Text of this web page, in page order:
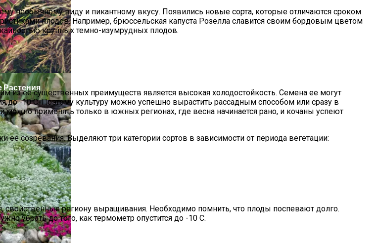
Болезней
необычному виду и пикантному вкусу. Появились новые сорта, которые отличаются сроком
плодов. Например, брюссельская капуста Розелла славится своим бордовым цветом
крупных темно-изумрудных плодов.
из ее существенных преимуществ является высокая холодостойкость. Семена ее могут
до -10 С. Поэтому культуру можно успешно вырастить рассадным способом или сразу в
применять только в южных регионах, где весна начинается рано, и кочаны успеют
созревания. Выделяют три категории сортов в зависимости от периода вегетации:
свойственные региону выращивания. Необходимо помнить, что плоды поспевают долго.
убрать до того, как термометр опустится до -10 С.